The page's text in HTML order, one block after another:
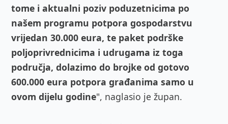
tome i aktualni poziv poduzetnicima po
našem programu potpora gospodarstvu
vrijedan 30.000 eura, te paket podrške
poljoprivrednicima i udrugama iz toga
područja, dolazimo do brojke od gotovo
600.000 eura potpora građanima samo u
ovom dijelu godine", naglasio je župan.